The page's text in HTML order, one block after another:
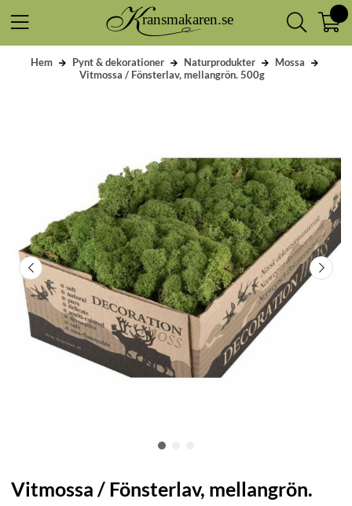
Hem Pynt & dekorationer Naturprodukter
Mossa
Vitmossa / Fönsterlav, mellangrön. 500g
Vitmossa / Fönsterlav, mellangrön.